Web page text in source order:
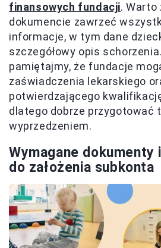
finansowych fundacji. Warto
dokumencie zawrzeć
informacje, w tym dane
szczegółowy opis
pamiętajmy, że fundacje
zaświadczenia lekarskiego
potwierdzającego
dlatego dobrze przygotować
wyprzedzeniem.
Wymagane
do założenia subkonta